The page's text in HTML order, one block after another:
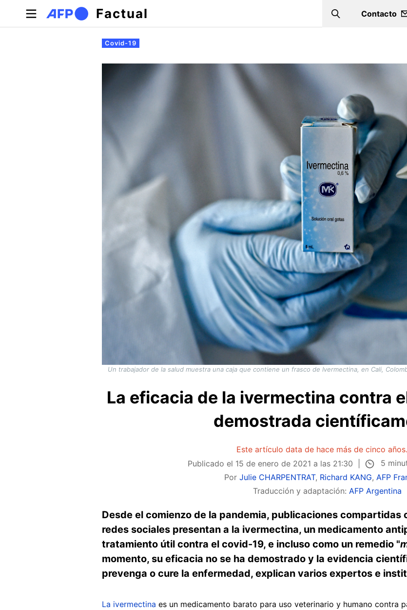
Pasar al contenido principal
Factual Search
Contacto
Solapas principales
Covid-19
Un trabajador de la salud muestra una caja que contiene un frasco de Ivermectina, en Cali,
La eficacia de la ivermectina contra
demostrada
Este artículo data de hace más de cinco años.
Publicado el 15 de enero de 2021 a las 21:30
5
Por Julie CHARPENTRAT, Richard KANG, AFP
Traducción y adaptación: AFP Argentina
Desde el comienzo de la pandemia, publicaciones compartidas
redes sociales presentan a la ivermectina, un medicamento
tratamiento útil contra el covid-19, e incluso como un remedio "
momento, su eficacia no se ha demostrado y la evidencia
prevenga o cure la enfermedad, explican varios expertos e
La ivermectina es un medicamento barato para uso veterinario y humano contra